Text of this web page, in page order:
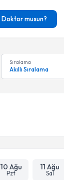
Doktor musun?
Sıralama
Akıllı Sıralama
10 Ağu
Pzt
11 Ağu
Sal